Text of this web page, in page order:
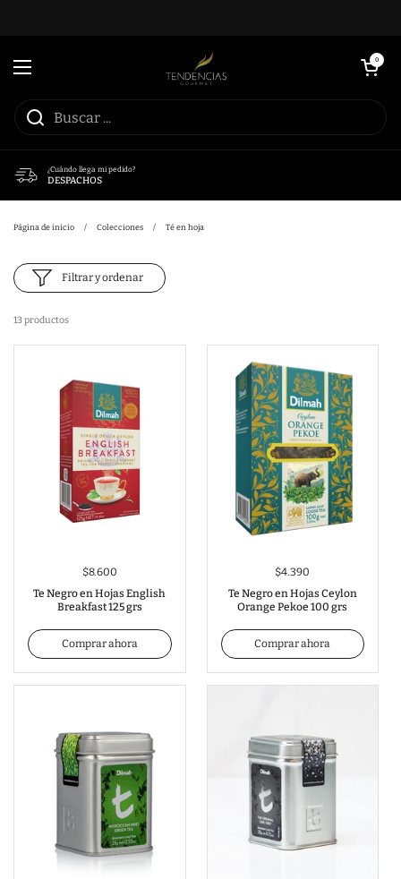
Abrir menú
Abrir carrito
0
¿Cuándo llega mi pedido?
DESPACHOS
Página de inicio / Colecciones / Té en hoja
13 productos
Filtrar y ordenar
$8.600
Te Negro en Hojas English
Breakfast 125 grs
Comprar ahora
$4.390
Te Negro en Hojas Ceylon
Orange Pekoe 100 grs
Comprar ahora